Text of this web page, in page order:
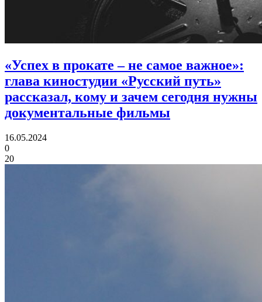
«Успех в прокате – не самое важное»:
глава киностудии «Русский путь»
рассказал, кому и зачем сегодня нужны
документальные фильмы
16.05.2024
0
20